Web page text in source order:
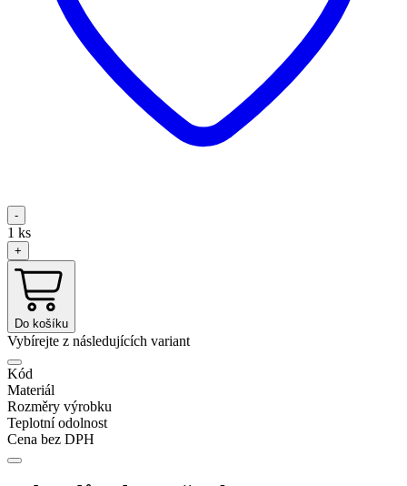
-
1 ks
+
Do košíku
Vybírejte z následujících variant
Kód
Materiál
Rozměry výrobku
Teplotní odolnost
Cena bez DPH